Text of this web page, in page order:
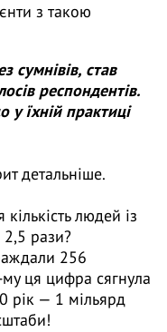
з такою
сумнівів, став
респондентів.
їхній практиці
детальніше.
людей із
рази?
256
ця цифра сягнула
рік — 1 мільярд